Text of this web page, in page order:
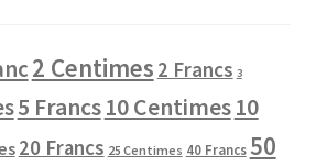
2 Centimes 2 Francs 3
5 Francs10 Centimes10
20 Francs 25 Centimes 40 Francs 50